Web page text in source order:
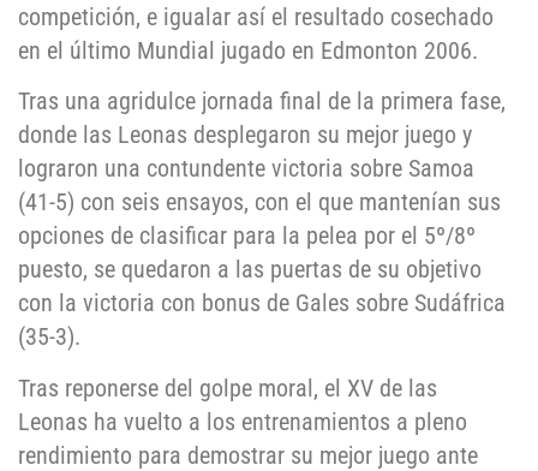
competición, e igualar así el resultado cosechado
en el último Mundial jugado en Edmonton 2006.
Tras una agridulce jornada final de la primera fase,
donde las Leonas desplegaron su mejor juego y
lograron una contundente victoria sobre Samoa
(41-5) con seis ensayos, con el que mantenían sus
opciones de clasificar para la pelea por el 5º/8º
puesto, se quedaron a las puertas de su objetivo
con la victoria con bonus de Gales sobre Sudáfrica
(35-3).
Tras reponerse del golpe moral, el XV de las
Leonas ha vuelto a los entrenamientos a pleno
rendimiento para demostrar su mejor juego ante